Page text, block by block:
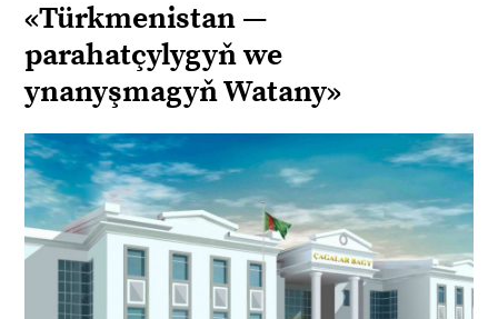
«Türkmenistan —
parahatçylygyň we
ynanyşmagyň Watany»